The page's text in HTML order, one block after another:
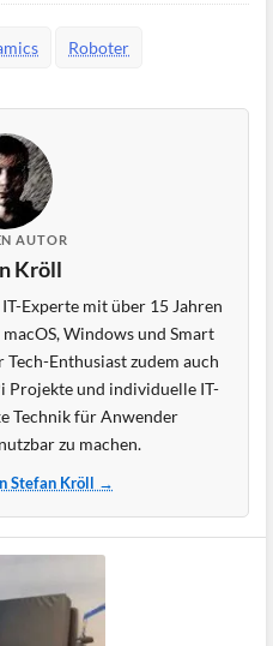
Roboter
AUTOR
Kröll
Experte mit über 15 Jahren
Windows und Smart
Enthusiast zudem auch
Projekte und individuelle IT-
Technik für Anwender
zu machen.
Stefan Kröll →